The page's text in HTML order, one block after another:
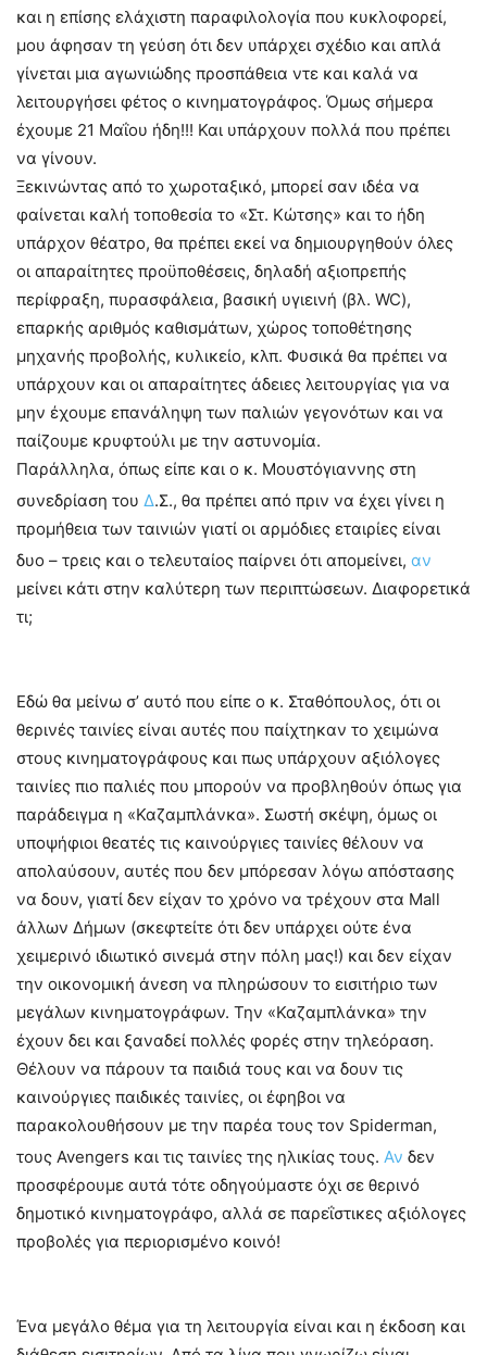
και η επίσης ελάχιστη παραφιλολογία που κυκλοφορεί,
μου άφησαν τη γεύση ότι δεν υπάρχει σχέδιο και απλά
γίνεται μια αγωνιώδης προσπάθεια ντε και καλά να
λειτουργήσει φέτος ο κινηματογράφος. Όμως σήμερα
έχουμε 21 Μαΐου ήδη!!! Και υπάρχουν πολλά που πρέπει
να γίνουν.
Ξεκινώντας από το χωροταξικό, μπορεί σαν ιδέα να
φαίνεται καλή τοποθεσία το «Στ. Κώτσης» και το ήδη
υπάρχον θέατρο, θα πρέπει εκεί να δημιουργηθούν όλες
οι απαραίτητες προϋποθέσεις, δηλαδή αξιοπρεπής
περίφραξη, πυρασφάλεια, βασική υγιεινή (βλ. WC),
επαρκής αριθμός καθισμάτων, χώρος τοποθέτησης
μηχανής προβολής, κυλικείο, κλπ. Φυσικά θα πρέπει να
υπάρχουν και οι απαραίτητες άδειες λειτουργίας για να
μην έχουμε επανάληψη των παλιών γεγονότων και να
παίζουμε κρυφτούλι με την αστυνομία.
Παράλληλα, όπως είπε και ο κ. Μουστόγιαννης στη
συνεδρίαση του Δ.Σ., θα πρέπει από πριν να έχει γίνει η
προμήθεια των ταινιών γιατί οι αρμόδιες εταιρίες είναι
δυο – τρεις και ο τελευταίος παίρνει ότι απομείνει, αν
μείνει κάτι στην καλύτερη των περιπτώσεων. Διαφορετικά
τι;
Εδώ θα μείνω σ’ αυτό που είπε ο κ. Σταθόπουλος, ότι οι
θερινές ταινίες είναι αυτές που παίχτηκαν το χειμώνα
στους κινηματογράφους και πως υπάρχουν αξιόλογες
ταινίες πιο παλιές που μπορούν να προβληθούν όπως για
παράδειγμα η «Καζαμπλάνκα». Σωστή σκέψη, όμως οι
υποψήφιοι θεατές τις καινούργιες ταινίες θέλουν να
απολαύσουν, αυτές που δεν μπόρεσαν λόγω απόστασης
να δουν, γιατί δεν είχαν το χρόνο να τρέχουν στα Mall
άλλων Δήμων (σκεφτείτε ότι δεν υπάρχει ούτε ένα
χειμερινό ιδιωτικό σινεμά στην πόλη μας!) και δεν είχαν
την οικονομική άνεση να πληρώσουν το εισιτήριο των
μεγάλων κινηματογράφων. Την «Καζαμπλάνκα» την
έχουν δει και ξαναδεί πολλές φορές στην τηλεόραση.
Θέλουν να πάρουν τα παιδιά τους και να δουν τις
καινούργιες παιδικές ταινίες, οι έφηβοι να
παρακολουθήσουν με την παρέα τους τον Spiderman,
τους Avengers και τις ταινίες της ηλικίας τους. Αν δεν
προσφέρουμε αυτά τότε οδηγούμαστε όχι σε θερινό
δημοτικό κινηματογράφο, αλλά σε παρεΐστικες αξιόλογες
προβολές για περιορισμένο κοινό!
Ένα μεγάλο θέμα για τη λειτουργία είναι και η έκδοση και